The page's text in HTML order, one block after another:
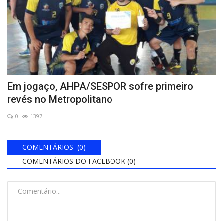
Em jogaço, AHPA/SESPOR sofre primeiro
revés no Metropolitano
0 1397
COMENTÁRIOS (0)
COMENTÁRIOS DO FACEBOOK (0)